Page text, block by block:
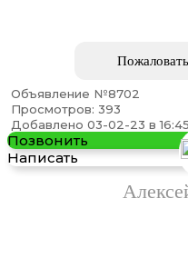
Покупайте токарные станки
Объявление №8702
Просмотров: 393
Добавлено 03-02-23 в 16:45
Позвонить
Написать